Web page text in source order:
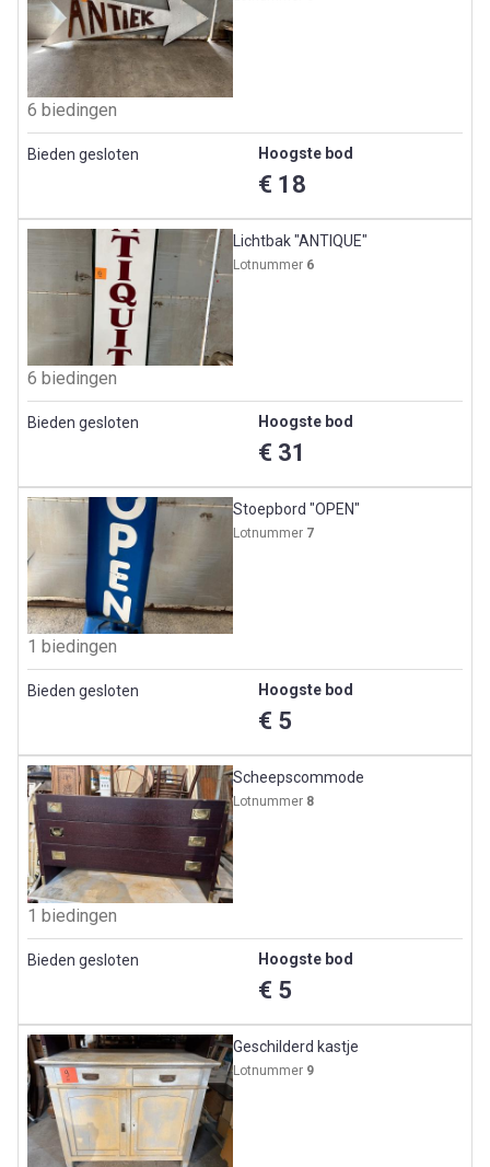
6 biedingen
Bieden gesloten Hoogste bod
€ 18
Lichtbak "ANTIQUE"
Lotnummer 6
6 biedingen
Bieden gesloten Hoogste bod
€ 31
Stoepbord "OPEN"
Lotnummer 7
1 biedingen
Bieden gesloten Hoogste bod
€ 5
Scheepscommode
Lotnummer 8
1 biedingen
Bieden gesloten Hoogste bod
€ 5
Geschilderd kastje
Lotnummer 9